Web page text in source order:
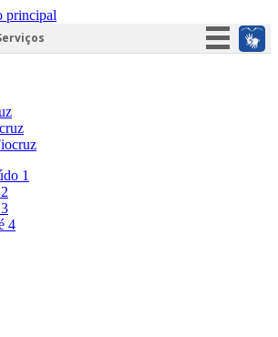
principal
1
2
3
4